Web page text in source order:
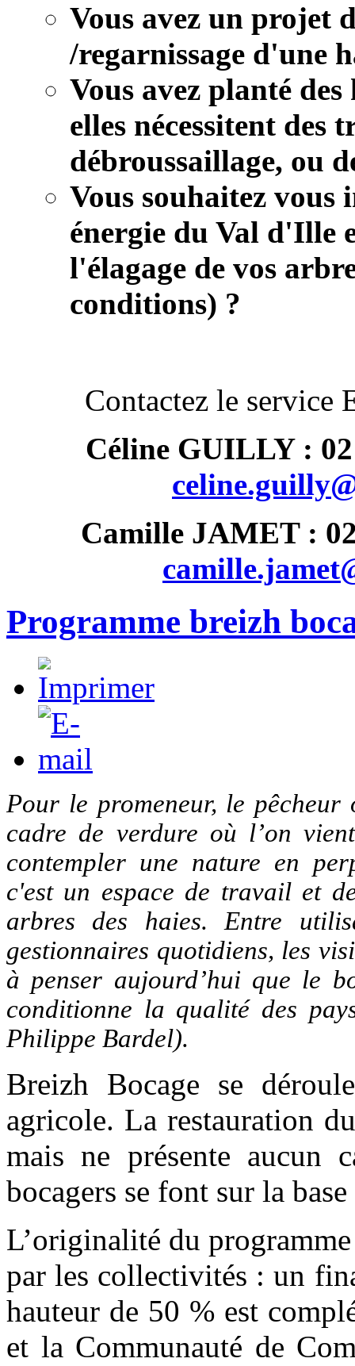
Vous avez un projet
/regarnissage d'une
Vous avez planté
elles nécessitent des
débroussaillage, ou
Vous souhaitez
énergie du Val d'Ille
l'élagage de vos
conditions) ?
Contactez le service
Céline GUILLY :
Camille JAMET :
Programme breizh
Pour le promeneur, le pêcheur
cadre de verdure où l’on
contempler une nature en
c'est un espace de travail et
arbres des haies. Entre
gestionnaires quotidiens, les
à penser aujourd’hui que le
conditionne la qualité des
Philippe Bardel).
Breizh Bocage se
agricole. La restauration
mais ne présente aucun
bocagers se font sur la
L’originalité du
par les collectivités : un
hauteur de 50 % est
et la Communauté de